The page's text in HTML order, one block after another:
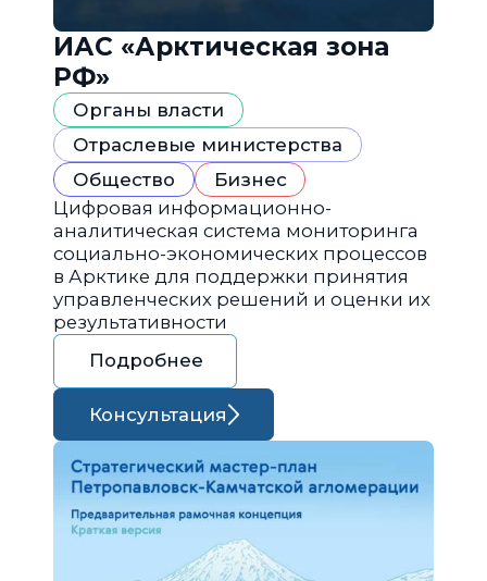
ИАС «Арктическая зона
РФ»
Органы власти
Отраслевые министерства
Общество
Бизнес
Цифровая информационно-
аналитическая система мониторинга
социально-экономических процессов
в Арктике для поддержки принятия
управленческих решений и оценки их
результативности
Подробнее
Консультация